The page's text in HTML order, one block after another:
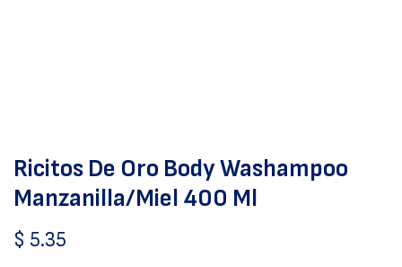
Ricitos De Oro Body Washampoo
Manzanilla/Miel 400 Ml
$ 5.35